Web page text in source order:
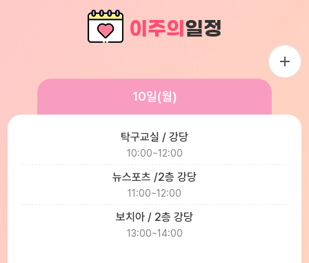
이주의 일정
10일(월)
탁구교실 / 강당
10:00~12:00
뉴스포츠 /2층 강당
11:00~12:00
보치아 / 2층 강당
13:00~14:00